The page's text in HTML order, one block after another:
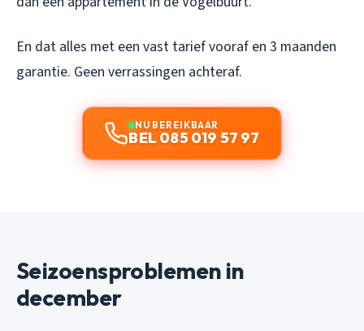
En dat alles met een vast tarief vooraf en 3 maanden
garantie. Geen verrassingen achteraf.
NU BEREIKBAAR
BEL 085 019 57 97
Seizoensproblemen in
december